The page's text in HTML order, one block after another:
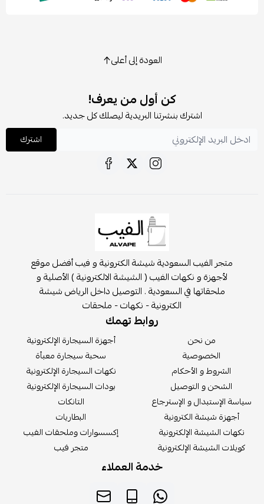
العودة إلى أعلى
كن أول من يعرف!
اشترك بنشرتنا البريدية ليصلك كل جديد.
متجر الفيب السعودية شيشة الكترونية و فيب أفضل موقع
لأجهزة و نكهات الفيب ( الشيشة الالكترونية ) الأصلية و
ملحقاتها في السعودية . التوصيل داخل الرياض شيشة
الكترونية - نكهات - ملحقات
روابط تهمك
من نحن
الخصوصية
الشروط و الأحكام
الشحن و التوصيل
الإستبدال و الإسترجاع
أجهزة شيشة الكترونية
الشيشة الإلكترونية
الشيشة الإلكترونية
أجهزة السيجارة الإلكترونية
سحبة سيجارة معبأة
نكهات السيجارة الإلكترونية
بودات السيجارة الإلكترونية
التانكات
البطاريات
إكسسوارات وملحقات الفيب
متجر فيب
خدمة العملاء